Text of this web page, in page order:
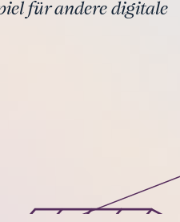
für andere digitale